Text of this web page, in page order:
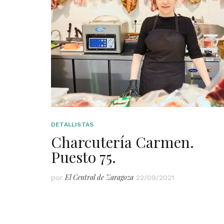
DETALLISTAS
Charcutería Carmen.
Puesto 75.
por El Central de Zaragoza 22/09/2021